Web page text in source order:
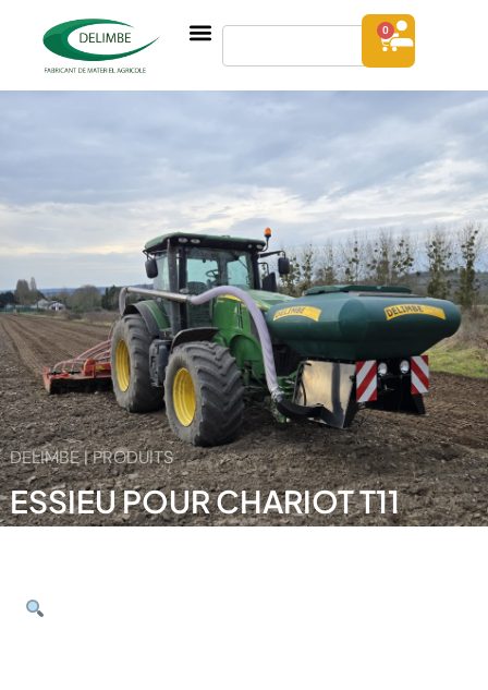
0
DELIMBE | PRODUITS
ESSIEU POUR CHARIOT T11